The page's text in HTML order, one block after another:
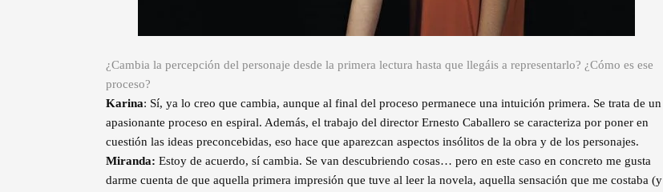
¿Cambia la percepción del personaje desde la primera lectura hasta que llegáis a representarlo? ¿Cómo es ese
proceso?
Karina: Sí, ya lo creo que cambia, aunque al final del proceso permanece una intuición primera. Se trata de un
apasionante proceso en espiral. Además, el trabajo del director Ernesto Caballero se caracteriza por poner en
cuestión las ideas preconcebidas, eso hace que aparezcan aspectos insólitos de la obra y de los personajes.
Miranda: Estoy de acuerdo, sí cambia. Se van descubriendo cosas… pero en este caso en concreto me gusta
darme cuenta de que aquella primera impresión que tuve al leer la novela, aquella sensación que me costaba (y